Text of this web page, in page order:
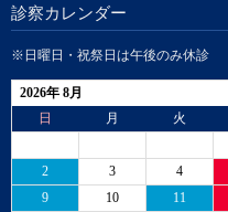
診察カレンダー
※日曜日・祝祭日は午後のみ休診
2026年 8月
日
月 火
2
3 4
9
10 11